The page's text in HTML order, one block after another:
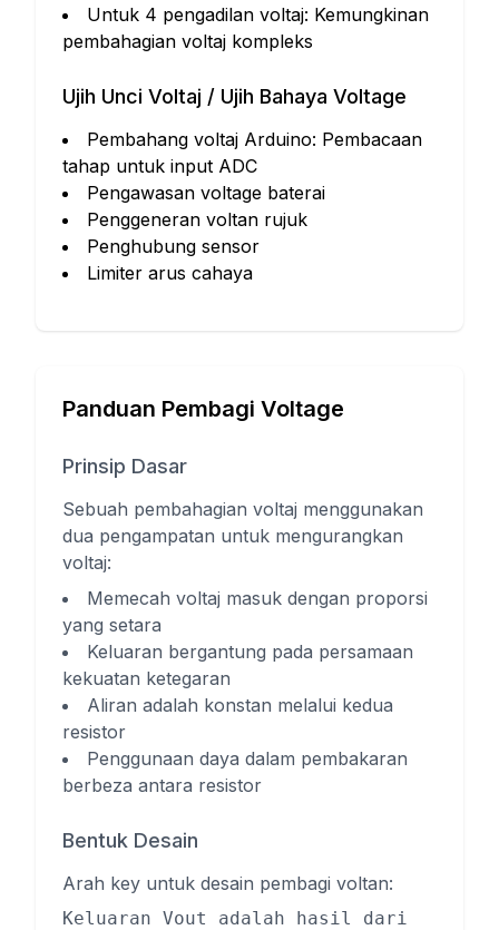
Untuk 4 pengadilan voltaj: Kemungkinan
pembahagian voltaj kompleks
Ujih Unci Voltaj / Ujih Bahaya Voltage
Pembahang voltaj Arduino: Pembacaan
tahap untuk input ADC
Pengawasan voltage baterai
Penggeneran voltan rujuk
Penghubung sensor
Limiter arus cahaya
Panduan Pembagi Voltage
Prinsip Dasar
Sebuah pembahagian voltaj menggunakan
dua pengampatan untuk mengurangkan
voltaj:
Memecah voltaj masuk dengan proporsi
yang setara
Keluaran bergantung pada persamaan
kekuatan ketegaran
Aliran adalah konstan melalui kedua
resistor
Penggunaan daya dalam pembakaran
berbeza antara resistor
Bentuk Desain
Arah key untuk desain pembagi voltan:
Keluaran Vout adalah hasil dari